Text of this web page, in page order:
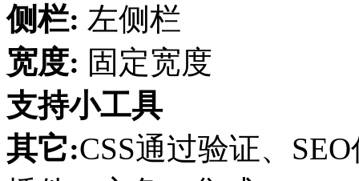
侧栏: 左侧栏
宽度: 固定宽度
支持小工具
其它:CSS通过验证、